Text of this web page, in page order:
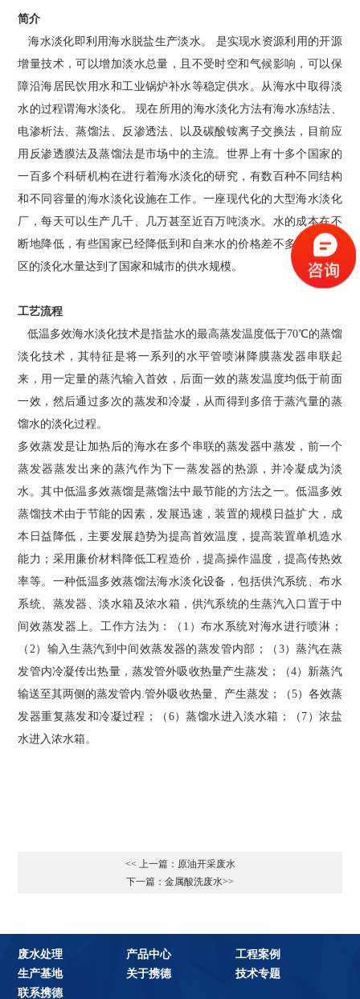
简介
海水淡化即利用海水脱盐生产淡水。 是实现水资源利用的开源
增量技术，可以增加淡水总量，且不受时空和气候影响，可以保
障沿海居民饮用水和工业锅炉补水等稳定供水。从海水中取得淡
水的过程谓海水淡化。 现在所用的海水淡化方法有海水冻结法、
电渗析法、蒸馏法、反渗透法、以及碳酸铵离子交换法，目前应
用反渗透膜法及蒸馏法是市场中的主流。世界上有十多个国家的
一百多个科研机构在进行着海水淡化的研究，有数百种不同结构
和不同容量的海水淡化设施在工作。一座现代化的大型海水淡化
厂，每天可以生产几千、几万甚至近百万吨淡水。水的成本在不
断地降低，有些国家已经降低到和自来水的价格差不多。某些地
区的淡化水量达到了国家和城市的供水规模。
工艺流程
低温多效海水淡化技术是指盐水的最高蒸发温度低于70℃的蒸馏
淡化技术，其特征是将一系列的水平管喷淋降膜蒸发器串联起
来，用一定量的蒸汽输入首效，后面一效的蒸发温度均低于前面
一效，然后通过多次的蒸发和冷凝，从而得到多倍于蒸汽量的蒸
馏水的淡化过程。
多效蒸发是让加热后的海水在多个串联的蒸发器中蒸发，前一个
蒸发器蒸发出来的蒸汽作为下一蒸发器的热源，并冷凝成为淡
水。其中低温多效蒸馏是蒸馏法中最节能的方法之一。低温多效
蒸馏技术由于节能的因素，发展迅速，装置的规模日益扩大，成
本日益降低，主要发展趋势为提高首效温度，提高装置单机造水
能力；采用廉价材料降低工程造价，提高操作温度，提高传热效
率等。一种低温多效蒸馏法海水淡化设备，包括供汽系统、布水
系统、蒸发器、淡水箱及浓水箱，供汽系统的生蒸汽入口置于中
间效蒸发器上。工作方法为：（1）布水系统对海水进行喷淋；
（2）输入生蒸汽到中间效蒸发器的蒸发管内部；（3）蒸汽在蒸
发管内冷凝传出热量，蒸发管外吸收热量产生蒸发；（4）新蒸汽
输送至其两侧的蒸发管内.管外吸收热量、产生蒸发；（5）各效蒸
发器重复蒸发和冷凝过程；（6）蒸馏水进入淡水箱；（7）浓盐
水进入浓水箱。
<< 上一篇：原油开采废水
下一篇：金属酸洗废水>>
废水处理 产品中心
工程案例
生产基地
关于携德
技术专题
联系携德